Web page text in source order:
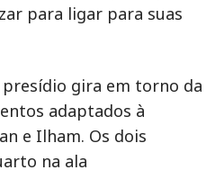
para ligar para suas
gira em torno da
adaptados à
e Ilham. Os dois
na ala